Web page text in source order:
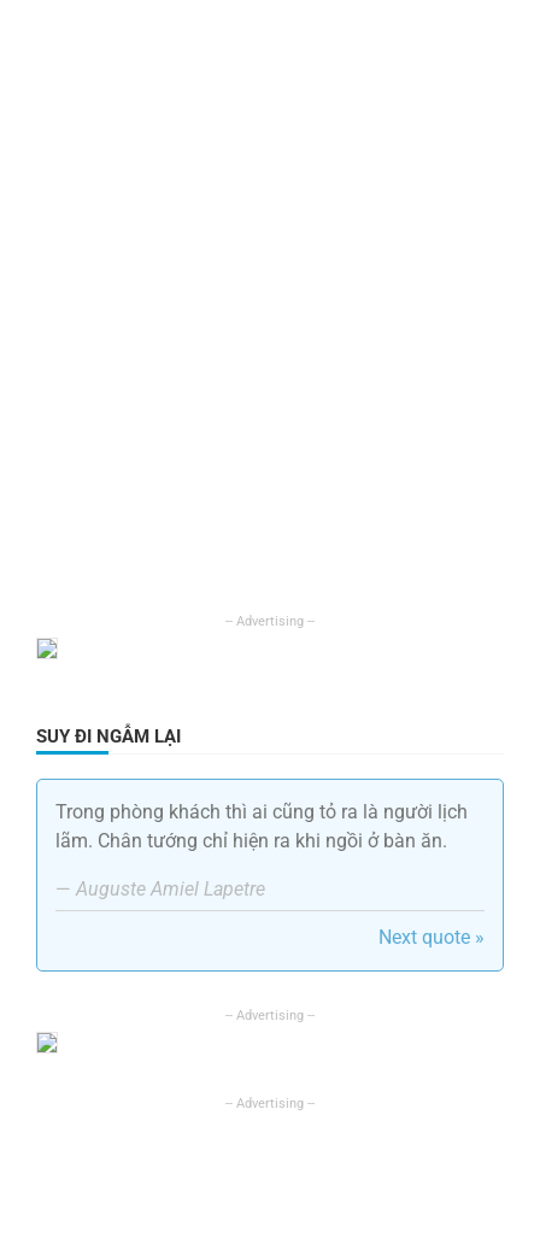
SUY ĐI NGẪM LẠI
Trong phòng khách thì ai cũng tỏ ra là người lịch
lãm. Chân tướng chỉ hiện ra khi ngồi ở bàn ăn.
—Auguste Amiel Lapetre
Next quote »